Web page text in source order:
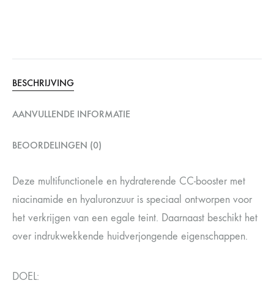
BESCHRIJVING
AANVULLENDE INFORMATIE
BEOORDELINGEN (0)
Deze multifunctionele en hydraterende CC-booster met
niacinamide en hyaluronzuur is speciaal ontworpen voor
het verkrijgen van een egale teint. Daarnaast beschikt het
over indrukwekkende huidverjongende eigenschappen.
DOEL: